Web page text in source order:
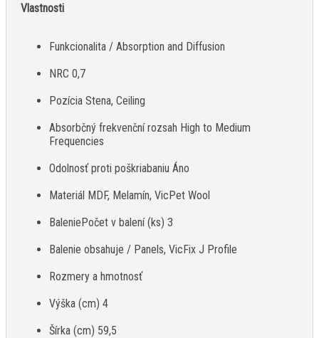
Vlastnosti
Funkcionalita / Absorption and Diffusion
NRC 0,7
Pozícia Stena, Ceiling
Absorbčný frekvenční rozsah High to Medium
Frequencies
Odolnosť proti poškriabaniu Áno
Materiál MDF, Melamín, VicPet Wool
BaleniePočet v balení (ks) 3
Balenie obsahuje / Panels, VicFix J Profile
Rozmery a hmotnosť
Výška (cm) 4
Šírka (cm) 59,5